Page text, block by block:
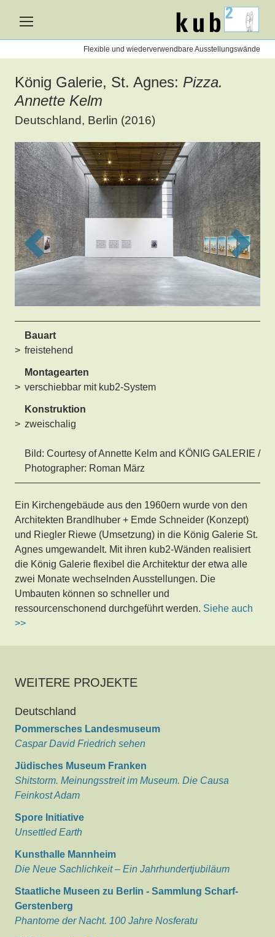
kub2
Flexible und wiederverwendbare Ausstellungswände
König Galerie, St. Agnes: Pizza.
Annette Kelm
Deutschland, Berlin (2016)
Bauart
freistehend
Montagearten
verschiebbar mit kub2-System
Konstruktion
zweischalig
Bild: Courtesy of Annette Kelm and KÖNIG GALERIE /
Photographer: Roman März
Previous Next
Ein Kirchengebäude aus den 1960ern wurde von den
Architekten Brandlhuber + Emde Schneider (Konzept)
und Riegler Riewe (Umsetzung) in die König Galerie St.
Agnes umgewandelt. Mit ihren kub2-Wänden realisiert
die König Galerie flexibel die Architektur der etwa alle
zwei Monate wechselnden Ausstellungen. Die
Umbauten können so schneller und
ressourcenschonend durchgeführt werden. Siehe auch
>>
WEITERE PROJEKTE
Deutschland
Pommersches Landesmuseum
Caspar David Friedrich sehen
Jüdisches Museum Franken
Shitstorm. Meinungsstreit im Museum. Die Causa
Feinkost Adam
Spore Initiative
Unsettled Earth
Kunsthalle Mannheim
Die Neue Sachlichkeit – Ein Jahrhundertjubiläum
Staatliche Museen zu Berlin - Sammlung Scharf-
Gerstenberg
Phantome der Nacht. 100 Jahre Nosferatu